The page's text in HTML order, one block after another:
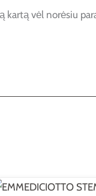
kartą vėl norėsiu